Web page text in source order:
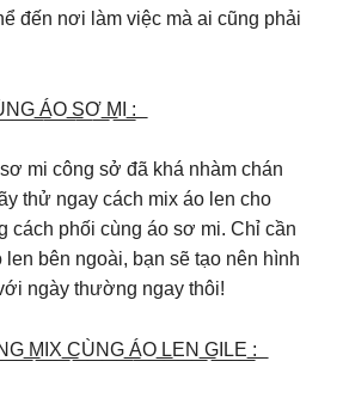
đến nơi làm việc mà ai cũng phải
͟Á͟O͟ ͟S͟Ơ͟ ͟M͟I͟ ͟:͟
mi công sở đã khá nhàm chán
thử ngay cách mix áo len cho
cách phối cùng áo sơ mi. Chỉ cần
len bên ngoài, bạn sẽ tạo nên hình
ngày thường ngay thôi!
͟M͟I͟X͟ ͟C͟Ù͟N͟G͟ ͟Á͟O͟ ͟L͟E͟N͟ ͟G͟I͟L͟E͟ ͟:͟